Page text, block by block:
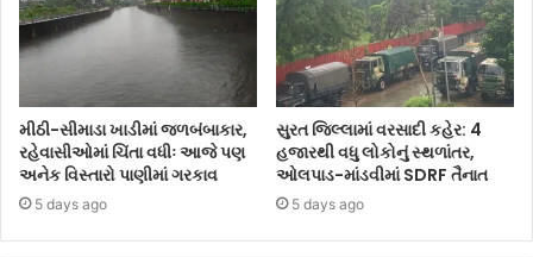
મીઠી-સીમાડા ખાડીમાં જળબંબાકાર,
રહેવાસીઓમાં ચિંતા વધીઃ આજે પણ
અનેક વિસ્તારો પાણીમાં ગરકાવ
5 days ago
સુરત જિલ્લામાં વરસાદી કહેર: 4
હજારથી વધુ લોકોનું સ્થળાંતર,
ઓલપાડ-માંડવીમાં SDRF તૈનાત
5 days ago